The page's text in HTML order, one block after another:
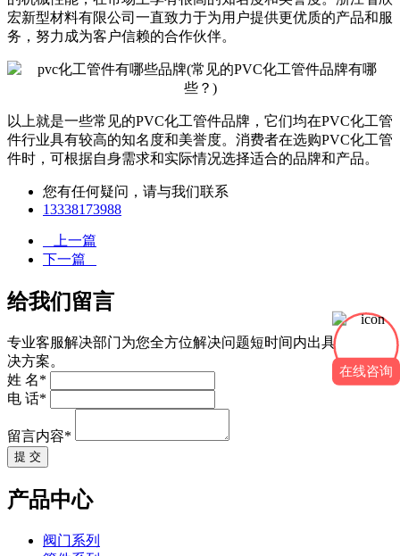
宏新型材料有限公司一直致力于为用户提供更优质的产品和服
务，努力成为客户信赖的合作伙伴。
以上就是一些常见的PVC化工管件品牌，它们均在PVC化工管
件行业具有较高的知名度和美誉度。消费者在选购PVC化工管
件时，可根据自身需求和实际情况选择适合的品牌和产品。
您有任何疑问，请与我们联系
13338173988
上一篇
下一篇
给我们留言
专业客服解决部门为您全方位解决问题短时间内出具有效的解
决方案。
姓 名*
电 话*
留言内容*
提 交
产品中心
阀门系列
在线咨询